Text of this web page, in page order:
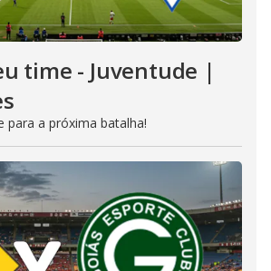
time - Juventude |
para a próxima batalha!